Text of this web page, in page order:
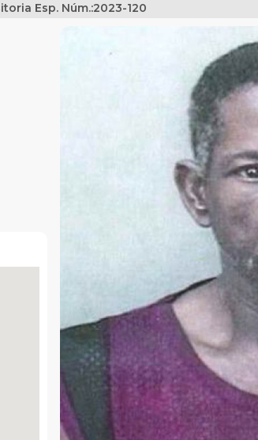
Esp. Núm.:2023-120